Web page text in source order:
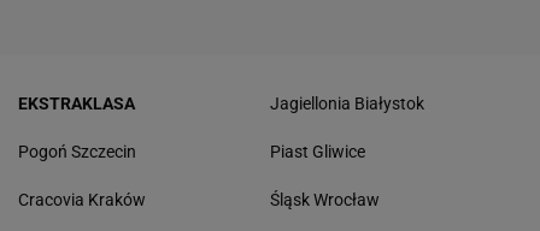
EKSTRAKLASA
Pogoń Szczecin
Cracovia Kraków
Jagiellonia Białystok
Piast Gliwice
Śląsk Wrocław